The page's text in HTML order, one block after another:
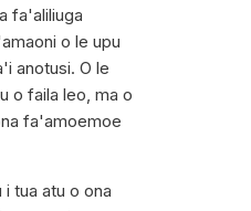
fa'aliliuga
o le upu
anotusi. O le
o faila leo, ma o
fa'amoemoe
i tua atu o ona